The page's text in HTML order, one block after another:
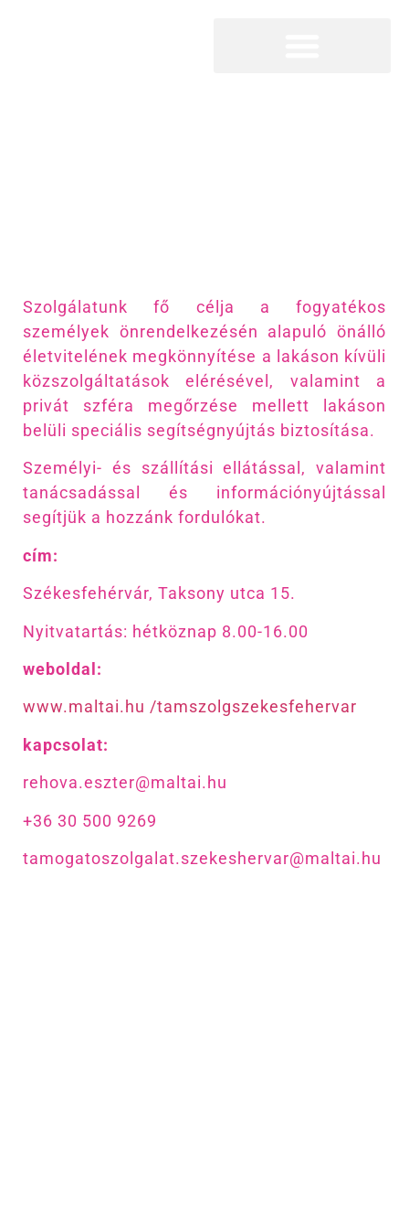
Szolgálatunk fő célja a fogyatékos
személyek önrendelkezésén alapuló önálló
életvitelének megkönnyítése a lakáson kívüli
közszolgáltatások elérésével, valamint a
privát szféra megőrzése mellett lakáson
belüli speciális segítségnyújtás biztosítása.
Személyi- és szállítási ellátással, valamint
tanácsadással és információnyújtással
segítjük a hozzánk fordulókat.
cím:
Székesfehérvár, Taksony utca 15.
Nyitvatartás: hétköznap 8.00-16.00
weboldal:
www.maltai.hu /tamszolgszekesfehervar
kapcsolat:
rehova.eszter@maltai.hu
+36 30 500 9269
tamogatoszolgalat.szekeshervar@maltai.hu